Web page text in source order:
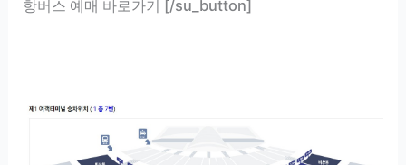
항버스 예매 바로가기 [/su_button]